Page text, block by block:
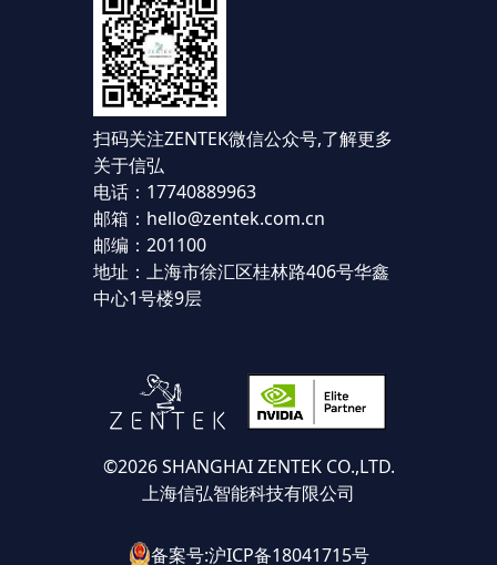
扫码关注ZENTEK微信公众号,了解更多
关于信弘
电话：17740889963
邮箱：hello@zentek.com.cn
邮编：201100
地址：上海市徐汇区桂林路406号华鑫
中心1号楼9层
©2026 SHANGHAI ZENTEK CO.,LTD.
上海信弘智能科技有限公司
备案号:沪ICP备18041715号